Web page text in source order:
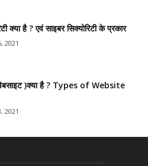
क्या है ? एवं साइबर सिक्योरिटी के प्रकार
2021
)क्या है ? Types of Website
2021